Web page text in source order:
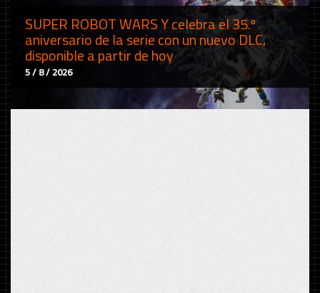
SUPER ROBOT WARS Y celebra el 35.º
aniversario de la serie con un nuevo DLC,
disponible a partir de hoy
5 / 8 / 2026